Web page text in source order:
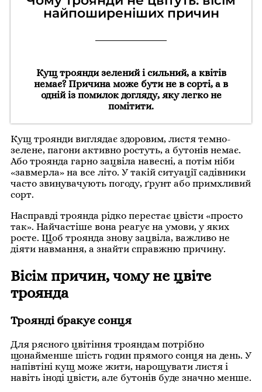
найпоширеніших причин
Кущ троянди зелений і сильний, а квітів
немає? Причина може бути не в сорті, а в
одній із помилок догляду, яку легко не
помітити.
Кущ троянди виглядає здоровим, листя темно-
зелене, пагони активно ростуть, а бутонів немає.
Або троянда гарно зацвіла навесні, а потім ніби
«завмерла» на все літо. У такій ситуації садівники
часто звинувачують погоду, ґрунт або примхливий
сорт.
Насправді троянда рідко перестає цвісти «просто
так». Найчастіше вона реагує на умови, у яких
росте. Щоб троянда знову зацвіла, важливо не
діяти навмання, а знайти справжню причину.
Вісім причин, чому не цвіте
троянда
Троянді бракує сонця
Для рясного цвітіння трояндам потрібно
щонайменше шість годин прямого сонця на день. У
напівтіні кущ може жити, нарощувати листя і
навіть іноді цвісти, але бутонів буде значно менше.